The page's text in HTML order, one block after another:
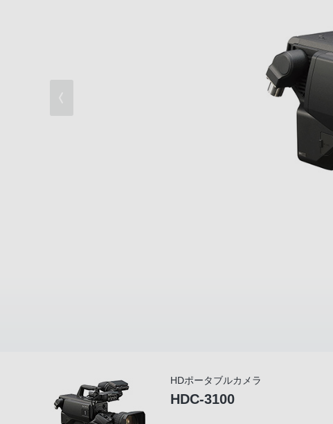
HDポータブルカメラ
HDC-3100